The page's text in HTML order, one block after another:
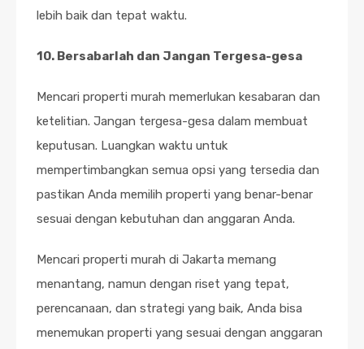
lebih baik dan tepat waktu.
10. Bersabarlah dan Jangan Tergesa-gesa
Mencari properti murah memerlukan kesabaran dan
ketelitian. Jangan tergesa-gesa dalam membuat
keputusan. Luangkan waktu untuk
mempertimbangkan semua opsi yang tersedia dan
pastikan Anda memilih properti yang benar-benar
sesuai dengan kebutuhan dan anggaran Anda.
Mencari properti murah di Jakarta memang
menantang, namun dengan riset yang tepat,
perencanaan, dan strategi yang baik, Anda bisa
menemukan properti yang sesuai dengan anggaran